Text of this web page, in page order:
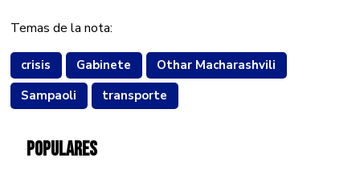
Temas de la nota:
crisis Gabinete
Othar Macharashvili
Sampaoli
transporte
POPULARES